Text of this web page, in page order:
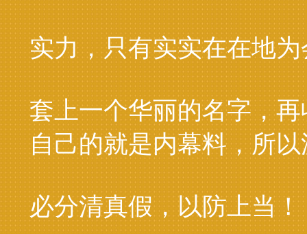
实力，只有实实在在地
套上一个华丽的名字，
自己的就是内幕料，所
必分清真假，以防上当！